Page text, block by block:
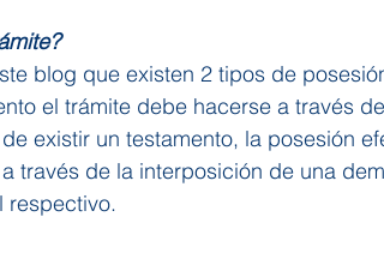
blog que existen 2 tipos de
el trámite debe hacerse a través
existir un testamento, la posesión
través de la interposición de una
respectivo.